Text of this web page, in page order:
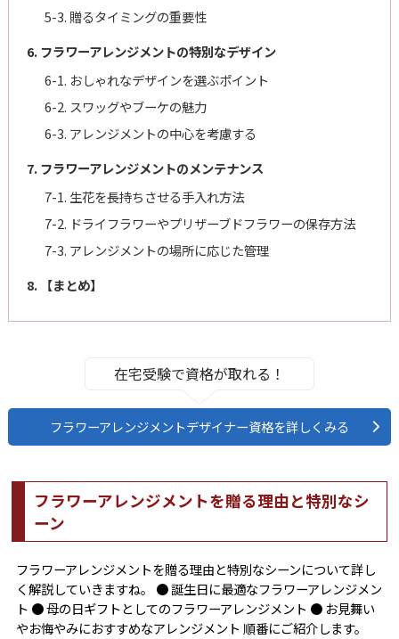
5-3. 贈るタイミングの重要性
6. フラワーアレンジメントの特別なデザイン
6-1. おしゃれなデザインを選ぶポイント
6-2. スワッグやブーケの魅力
6-3. アレンジメントの中心を考慮する
7. フラワーアレンジメントのメンテナンス
7-1. 生花を長持ちさせる手入れ方法
7-2. ドライフラワーやプリザーブドフラワーの保存方法
7-3. アレンジメントの場所に応じた管理
8. 【まとめ】
在宅受験で資格が取れる！
フラワーアレンジメントデザイナー資格を詳しくみる
フラワーアレンジメントを贈る理由と特別なシ
ーン
フラワーアレンジメントを贈る理由と特別なシーンについて詳し
く解説していきますね。 ● 誕生日に最適なフラワーアレンジメン
ト ● 母の日ギフトとしてのフラワーアレンジメント ● お見舞い
やお悔やみにおすすめなアレンジメント 順番にご紹介します。